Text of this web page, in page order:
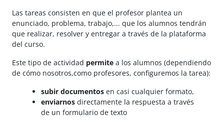
Las tareas consisten en que el profesor plantea un
enunciado, problema, trabajo,... que los alumnos tendrán
que realizar, resolver y entregar a través de la plataforma
del curso.
Este tipo de actividad permite a los alumnos (dependiendo
de cómo nosotros,como profesores, configuremos la tarea):
subir documentos en casi cualquier formato,
enviarnos directamente la respuesta a través
de un formulario de texto